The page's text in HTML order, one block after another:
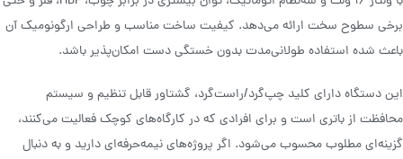
برخی سطوح سخت ارائه می‌دهد. کیفیت ساخت مناسب و طراحی ارگونومیک آن
باعث شده استفاده طولانی‌مدت بدون خستگی دست امکان‌پذیر باشد.
این دستگاه دارای کلید چپ‌گرد/راست‌گرد، گشتاور قابل تنظیم و سیستم
محافظت از باتری است و برای افرادی که در کارگاه‌های کوچک فعالیت می‌کنند،
گزینه‌ای مطلوب محسوب می‌شود. اگر پروژه‌های نیمه‌حرفه‌ای دارید و به دنبال